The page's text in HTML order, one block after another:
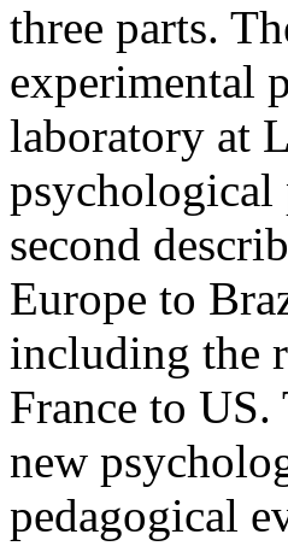
three parts.
experimental
laboratory at
psychological
second
Europe to
including the
France to
new
pedagogical